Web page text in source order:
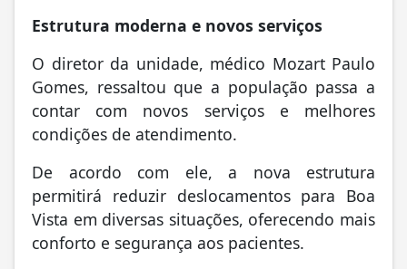
Estrutura moderna e novos serviços
O diretor da unidade, médico Mozart Paulo
Gomes, ressaltou que a população passa a
contar com novos serviços e melhores
condições de atendimento.
De acordo com ele, a nova estrutura
permitirá reduzir deslocamentos para Boa
Vista em diversas situações, oferecendo mais
conforto e segurança aos pacientes.